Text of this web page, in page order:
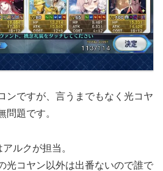
ンですが、言うまでもなく光コヤ
問題です。
ルクが担当。
光コヤン以外は出番ないので誰で